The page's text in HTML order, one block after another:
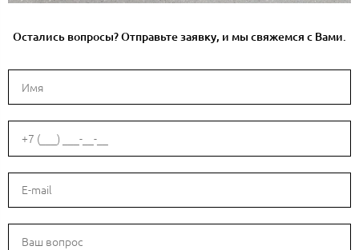
Остались вопросы? Отправьте заявку, и мы свяжемся с Вами.